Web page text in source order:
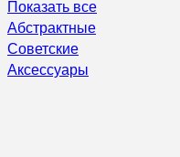
Показать все
Абстрактные
Советские
Аксессуары